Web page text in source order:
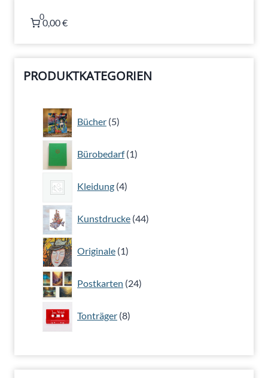
0
0,00 €
PRODUKTKATEGORIEN
Bücher 5
5
Produkte
Bürobedarf 1
1
Produkt
Kleidung 4
4
Produkte
Kunstdrucke 44
44
Produkte
Originale 1
1
Produkt
Postkarten 24
24
Produkte
Tonträger 8
8
Produkte